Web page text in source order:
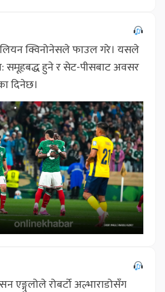
क्विनोनेसले फाउल गरे। यसले
समूहबद्ध हुने र सेट-पीसबाट अवसर
दिनेछ।
एङ्गुलोले रोबर्टो अल्भाराडोसँग